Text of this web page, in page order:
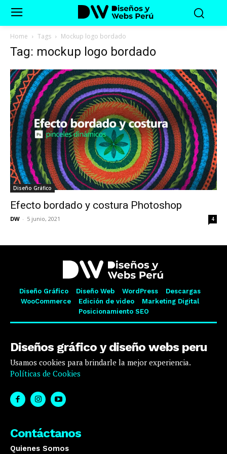
Home Tags Mockup logo bordado
Tag: mockup logo bordado
Diseño Gráfico
Efecto bordado y costura Photoshop
DW - 5 junio, 2021 4
Diseño Gráfico Diseño Web WordPress
Descargas
WooCommerce
Edición de video
Marketing Digital
Posicionamiento SEO
Diseños gráfico y diseño webs peru
Usamos cookies para brindarle la mejor experiencia.
Políticas de Cookies
Contáctanos
Quienes Somos